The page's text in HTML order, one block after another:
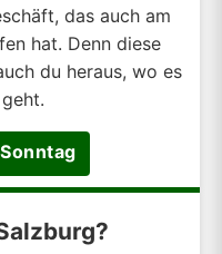
das auch am
hat. Denn diese
du heraus, wo es